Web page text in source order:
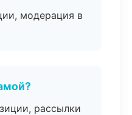
модерация в
рассылки